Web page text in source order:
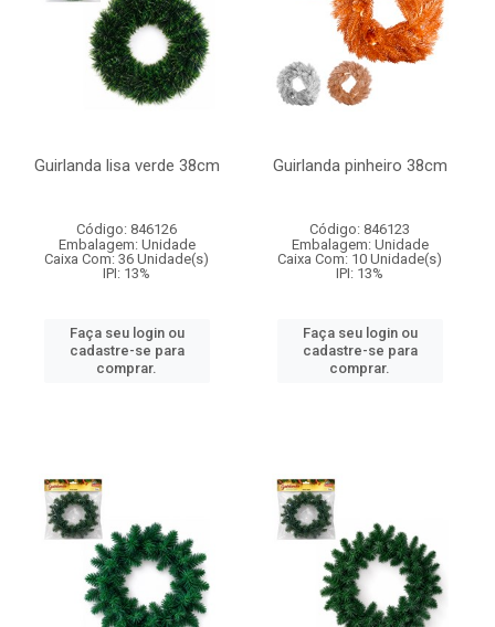
Guirlanda lisa verde 38cm
Código: 846126
Embalagem: Unidade
Caixa Com: 36 Unidade(s)
IPI: 13%
Faça seu login ou
cadastre-se para
comprar.
Guirlanda pinheiro 38cm
Código: 846123
Embalagem: Unidade
Caixa Com: 10 Unidade(s)
IPI: 13%
Faça seu login ou
cadastre-se para
comprar.